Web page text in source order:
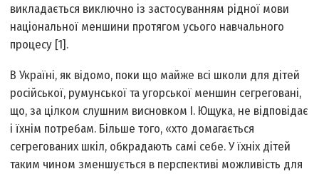
викладається виключно із застосуванням рідної мови
національної меншини протягом усього навчального
процесу [1].
В Україні, як відомо, поки що майже всі школи для дітей
російської, румунської та угорської меншин сегреговані,
що, за цілком слушним висновком І. Ющука, не відповідає
і їхнім потребам. Більше того, «хто домагається
сегрегованих шкіл, обкрадають самі себе. У їхніх дітей
таким чином зменшується в перспективі можливість для